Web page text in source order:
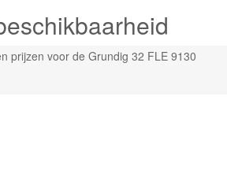
prijzen voor de Grundig 32 FLE 9130